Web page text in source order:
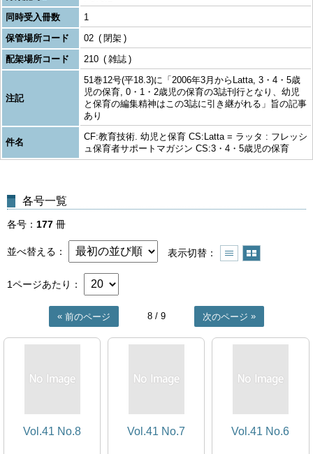
同時受入冊数
1
保管場所コード
02
閉架
配架場所コード
210 雑誌
注記
51巻12号(平18.3)に「2006年3月からLatta, 3・4・5歳
児の保育, 0・1・2歳児の保育の3誌刊行となり、幼児
と保育の編集精神はこの3誌に引き継がれる」旨の記事
あり
件名
CF:教育技術. 幼児と保育 CS:Latta = ラッタ : フレッシ
ュ保育者サポートマガジン CS:3・4・5歳児の保育
各号一覧
各号 177 冊
並べ替える 表示切替
1ページあたり
前のページ 8 / 9 次のページ
Vol.41 No.8 Vol.41 No.7 Vol.41 No.6